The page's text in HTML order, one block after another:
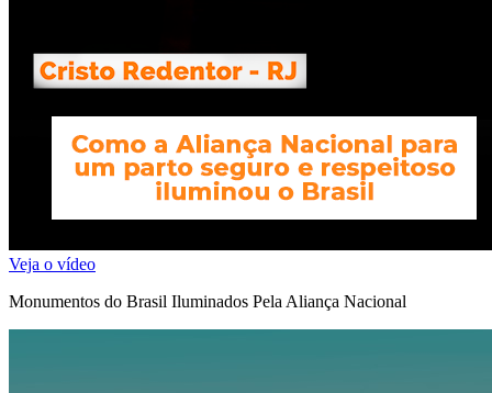
Veja o vídeo
Monumentos do Brasil Iluminados Pela Aliança Nacional